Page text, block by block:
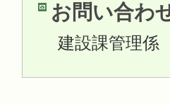
お問い合わ
建設課管理係